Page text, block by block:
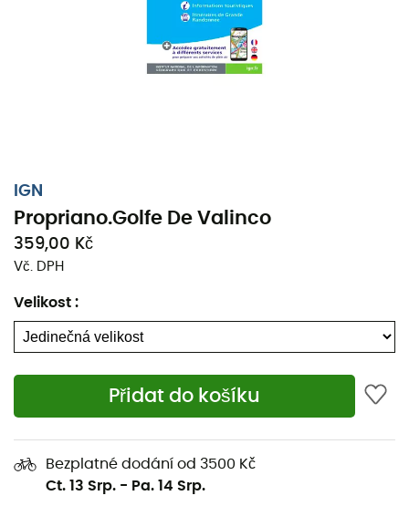
IGN
Propriano.Golfe De Valinco
359,00 Kč
Vč. DPH
Velikost :
Přidat do košíku
Bezplatné dodání od 3500 Kč
Ct. 13 Srp. - Pa. 14 Srp.
cenným spojencem pro přípravu a prožití vašeho
dobrodružství. Tato mapa IGN (měřítko 1 : 25 000) je